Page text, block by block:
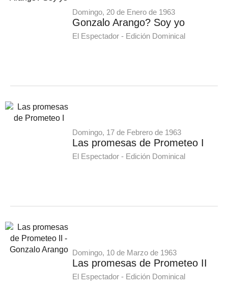
Domingo, 20 de Enero de 1963
Gonzalo Arango? Soy yo
El Espectador - Edición Dominical
Domingo, 17 de Febrero de 1963
Las promesas de Prometeo I
El Espectador - Edición Dominical
Domingo, 10 de Marzo de 1963
Las promesas de Prometeo II
El Espectador - Edición Dominical